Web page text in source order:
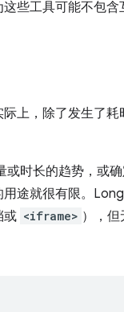
这些工具可能不包
上，除了发生了
或时长的趋势，或
途就很有限。
或 <iframe> ），